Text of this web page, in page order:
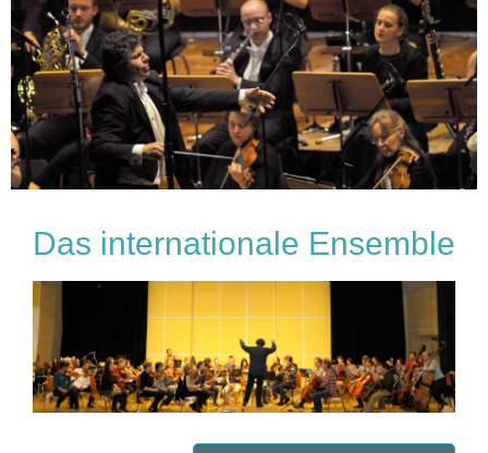
Das internationale Ensemble